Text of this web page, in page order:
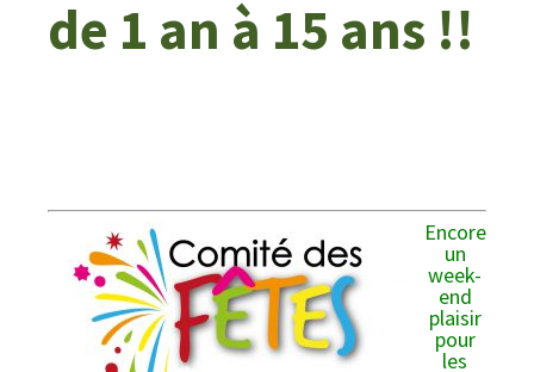
de 1 an à 15 ans !!
Encore
un
week-
end
plaisir
pour
les